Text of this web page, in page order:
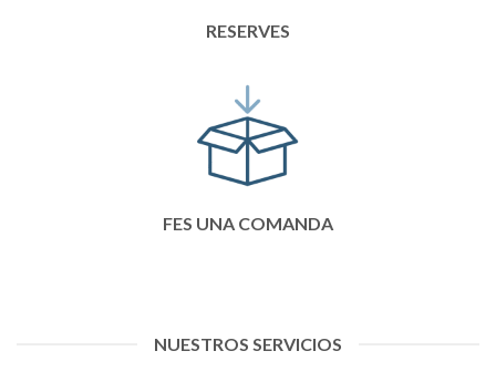
RESERVES
FES UNA COMANDA
NUESTROS SERVICIOS